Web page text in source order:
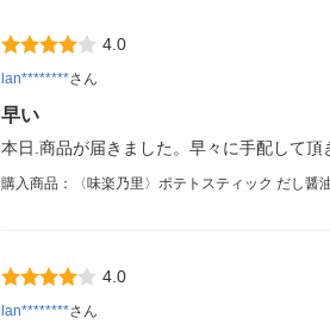
4.0
lan********さん
早い
本日.商品が届きました。早々に手配して
購入商品：〈味楽乃里〉ポテトスティック だし醤
4.0
lan********さん